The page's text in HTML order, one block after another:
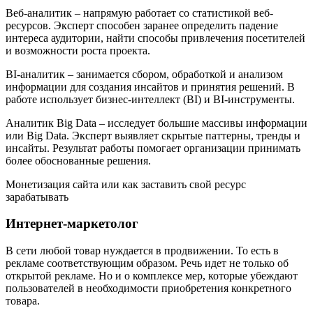
Веб-аналитик – напрямую работает со статистикой веб-
ресурсов. Эксперт способен заранее определить падение
интереса аудитории, найти способы привлечения посетителей
и возможности роста проекта.
BI-аналитик – занимается сбором, обработкой и анализом
информации для создания инсайтов и принятия решений. В
работе использует бизнес-интеллект (BI) и BI-инструменты.
Аналитик Big Data – исследует большие массивы информации
или Big Data. Эксперт выявляет скрытые паттерны, тренды и
инсайты. Результат работы помогает организации принимать
более обоснованные решения.
Монетизация сайта или как заставить свой ресурс
зарабатывать
Интернет-маркетолог
В сети любой товар нуждается в продвижении. То есть в
рекламе соответствующим образом. Речь идет не только об
открытой рекламе. Но и о комплексе мер, которые убеждают
пользователей в необходимости приобретения конкретного
товара.